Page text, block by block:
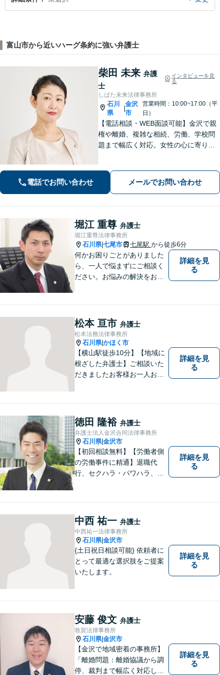
富山市から近いハーグ条約に強い弁護士
柴田 未来 弁護
士
インタビューを見
る
しばた未来法律事務所
石川
県
|
金沢
市
営業時間：10:00~17:00（平
日）
【電話相談・WEB面談可能】金沢で親
権や離婚、複雑な相続、労働、学校問
題まで幅広く対応。女性の心に寄り添
力でサポートします。お子様連れも歓
迎。まずはじっくりとお話をお聞かせ
電話でお問い合わせ メールでお問い合わせ
堀江 重尊 弁護士
堀江重尊法律事務所
石川県|七尾市 七尾駅 から徒歩6分
何かお困りごとがありました
ら、一人で悩まずにご相談く
ださい。お悩みの解決をお手
詳細を見
る
松本 亘市 弁護士
松本法務法律事務所
石川県|かほく市
【横山駅徒歩10分】【地域に
根ざした弁護士】ご相談いた
だきましたお客様お一人お一
婚問題／相続問題／刑事事件
など、幅広く対応可能。【夜
間／休日対応可能】どうぞお
気軽にご相談ください。
詳細を見
る
徳田 隆裕 弁護士
弁護士法人金沢合同法律事務所
石川県|金沢市
【初回相談無料】【労働者側
の労働事件に精通】退職代
行、セクハラ・パワハラ、労
上】離婚問題、不動産トラブ
ルも対応可能【メール相談／
ビデオ面談可】【土曜日も対
応】
詳細を見
る
中西 祐一 弁護士
中西祐一法律事務所
石川県|金沢市
{土日祝日相談可能} 依頼者に
とって最適な選択肢をご提案
いたします。
詳細を見
る
安藤 俊文 弁護士
敦賀法律事務所
石川県|金沢市
【金沢で地域密着の事務所】
「離婚問題：離婚協議から調
停、裁判まで幅広く対応し、
詳細を見
る